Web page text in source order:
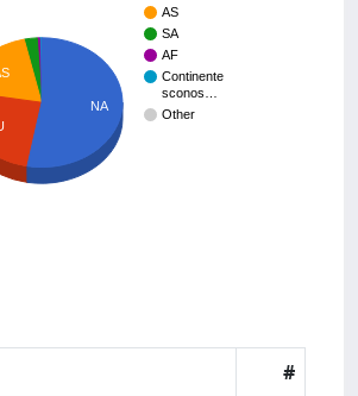
AS
SA
AF
Continente
sconos…
Other
NA
#